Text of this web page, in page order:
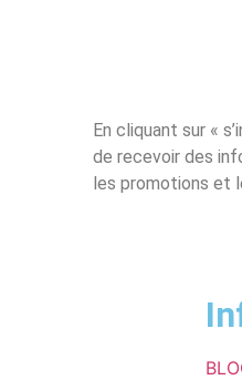
En cliquant sur «
de recevoir des
les promotions et